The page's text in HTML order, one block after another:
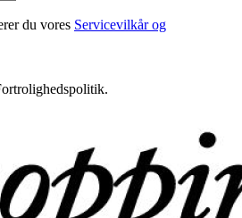
du vores Servicevilkår og